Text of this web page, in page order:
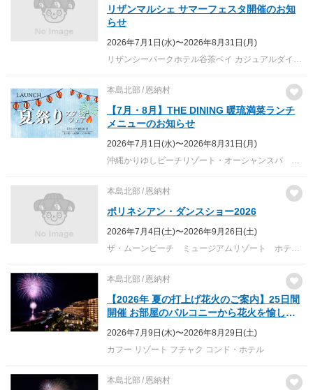
リザンマルシェ サマーフェスタ開催のお知
らせ
2026年7月1日(水)〜2026年8月31日(月)
リザンシーパークホテル谷茶ベイ カジュアルダイニング ブルーラグーン
本島北部 恩納村
【7月・8月】THE DINING 暖琉満菜ランチ
メニューのお知らせ
2026年7月1日(水)〜2026年8月31日(月)
沖縄かりゆしビーチリゾート・オーシャンスパ ランチ会場 THE DINING 暖琉満菜
本島北部 恩納村
ポリネシアン・ダンスショー2026
2026年7月4日(土)〜2026年9月26日(土)
ザ・ムーンビーチ ミュージアムリゾート ホテル１Ｆ オールデイダイニング「コラーロ」前 特設ステージ
本島北部 恩納村
【2026年 夏の打上げ花火のご案内】25日間
開催 お部屋のバルコニーから花火を愉しむ
2026年7月9日(木)〜2026年8月29日(土)
カフー リゾート フチャク コンド・ホテル
本島北部 恩納村